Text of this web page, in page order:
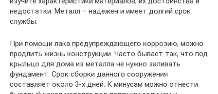
недостатки. Металл – надежен и имеет долгий срок
службы.
При помощи лака предупреждающего коррозию, можно
продлить жизнь конструкции. Часто бывает так, что под
крыльцо для дома из металла не нужно заливать
фундамент. Срок сборки данного сооружения
составляет около 3-х дней. К минусам можно отнести